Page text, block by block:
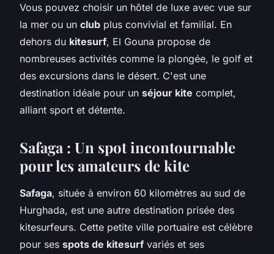
Vous pouvez choisir un hôtel de luxe avec vue sur
la mer ou un club plus convivial et familial. En
dehors du kitesurf, El Gouna propose de
nombreuses activités comme la plongée, le golf et
des excursions dans le désert. C'est une
destination idéale pour un séjour kite complet,
alliant sport et détente.
Safaga : Un spot incontournable
pour les amateurs de kite
Safaga, située à environ 60 kilomètres au sud de
Hurghada, est une autre destination prisée des
kitesurfeurs. Cette petite ville portuaire est célèbre
pour ses spots de kitesurf variés et ses